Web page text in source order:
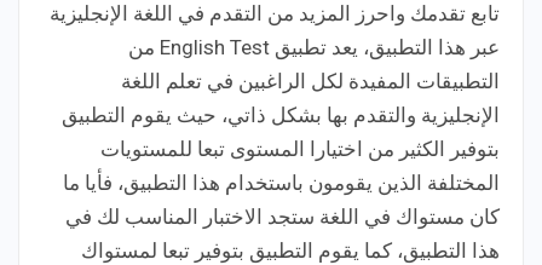
تابع تقدمك واحرز المزيد من التقدم في اللغة الإنجليزية
عبر هذا التطبيق، يعد تطبيق English Test من
التطبيقات المفيدة لكل الراغبين في تعلم اللغة
الإنجليزية والتقدم بها بشكل ذاتي، حيث يقوم التطبيق
بتوفير الكثير من اختيارا المستوى تبعا للمستويات
المختلفة الذين يقومون باستخدام هذا التطبيق، فأيا ما
كان مستواك في اللغة ستجد الاختبار المناسب لك في
هذا التطبيق، كما يقوم التطبيق بتوفير تبعا لمستواك